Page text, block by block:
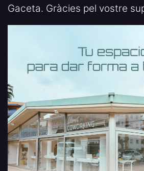
Gaceta. Gràcies pel vostre